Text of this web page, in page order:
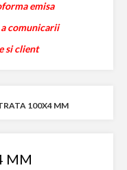
emisa
a comunicarii
si client
100X4 MM
MM